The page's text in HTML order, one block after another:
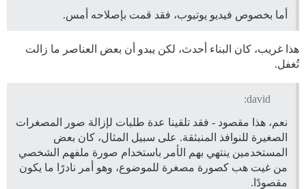
أما بخصوص فيديو يوتيوب، فقد قمت بإصلاحه أمس.
هذا غريب، كان البناء أحدث، لكن يبدو أن بعض العناصر ما زالت
تُغفل.
david:
نعم، هذا مقصود - فقد تلقينا عدة طلبات لإزالة صور المصغرات
الصغيرة للنوافذ المنبثقة. على سبيل المثال، كان بعض
المستخدمين ينتهي بهم الأمر باستخدام صورة ملفهم الشخصي
من غيت هب كصورة مصغرة للموضوع، وهو أمر نادرًا ما يكون
مقصودًا.